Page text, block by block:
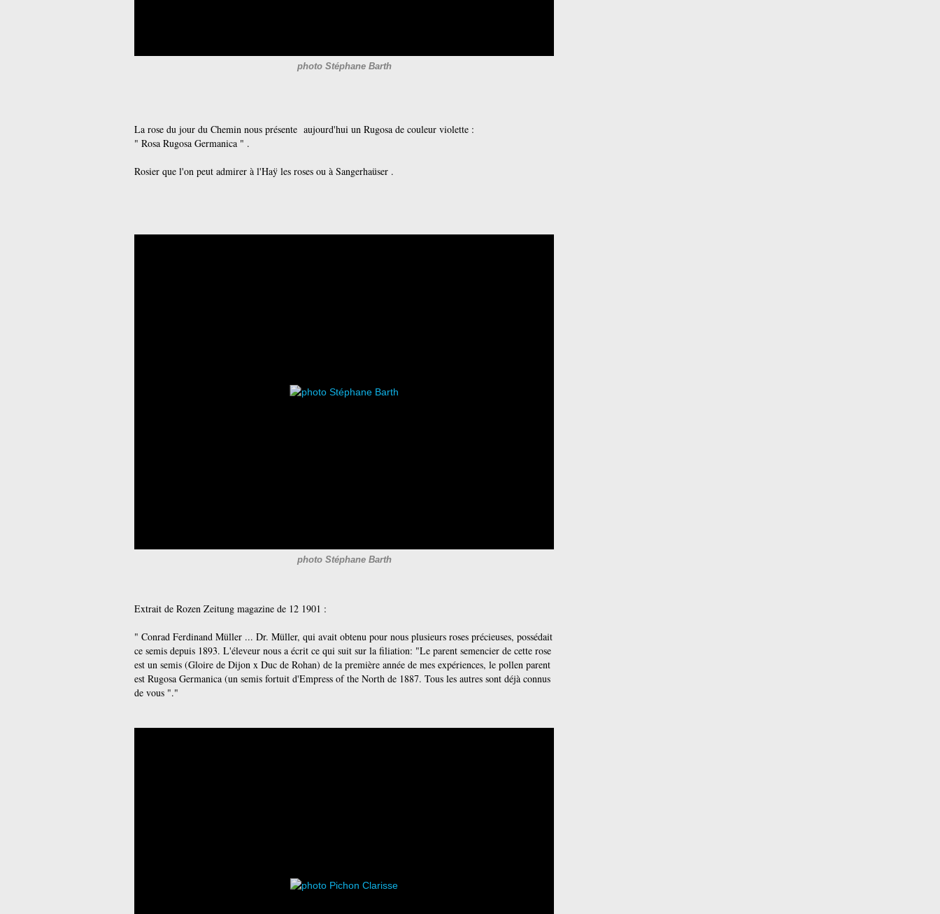
photo Stéphane Barth
La rose du jour du Chemin nous présente aujourd'hui un Rugosa de couleur violette :
" Rosa Rugosa Germanica " .
Rosier que l'on peut admirer à l'Haÿ les roses ou à Sangerhaüser .
photo Stéphane Barth
Extrait de Rozen Zeitung magazine de 12 1901 :
" Conrad Ferdinand Müller ... Dr. Müller, qui avait obtenu pour nous plusieurs roses précieuses, possédait
ce semis depuis 1893. L'éleveur nous a écrit ce qui suit sur la filiation: "Le parent semencier de cette rose
est un semis (Gloire de Dijon x Duc de Rohan) de la première année de mes expériences, le pollen parent
est Rugosa Germanica (un semis fortuit d'Empress of the North de 1887. Tous les autres sont déjà connus
de vous "."